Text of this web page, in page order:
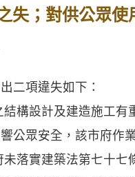
失；對供公眾使
項違失如下：
構設計及建造施工
公眾安全，該市府作
未落實建築法第七十